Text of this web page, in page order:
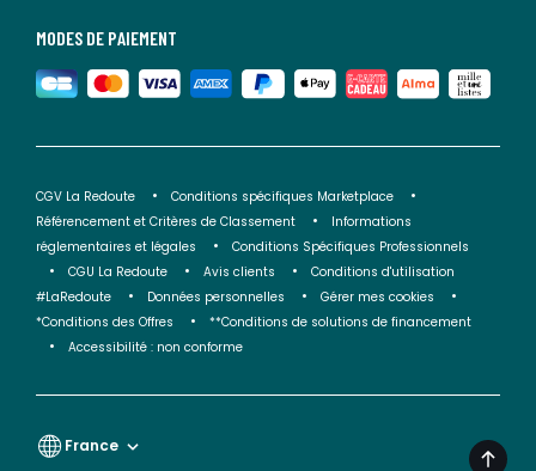
MODES DE PAIEMENT
CGV La Redoute
Conditions spécifiques Marketplace
Référencement et Critères de Classement
Informations
réglementaires et légales
Conditions Spécifiques Professionnels
CGU La Redoute
Avis clients
Conditions d'utilisation
#LaRedoute
Données personnelles
Gérer mes cookies
*Conditions des Offres
**Conditions de solutions de financement
Accessibilité : non conforme
France